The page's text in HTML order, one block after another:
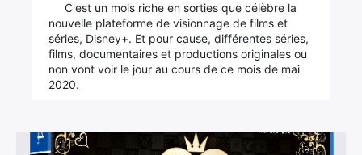
C'est un mois riche en sorties que célèbre la
nouvelle plateforme de visionnage de films et
séries, Disney+. Et pour cause, différentes séries,
films, documentaires et productions originales ou
non vont voir le jour au cours de ce mois de mai
2020.